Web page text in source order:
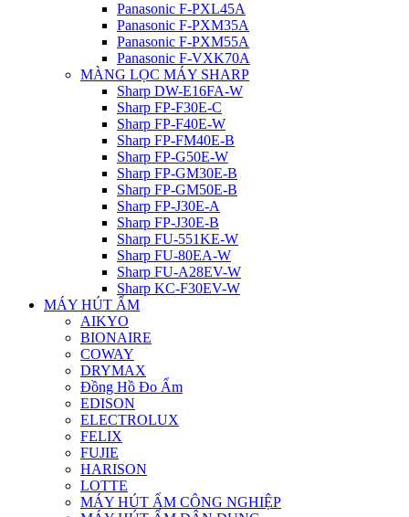
Panasonic F-PXL45A
Panasonic F-PXM35A
Panasonic F-PXM55A
Panasonic F-VXK70A
MÀNG LỌC MÁY SHARP
Sharp DW-E16FA-W
Sharp FP-F30E-C
Sharp FP-F40E-W
Sharp FP-FM40E-B
Sharp FP-G50E-W
Sharp FP-GM30E-B
Sharp FP-GM50E-B
Sharp FP-J30E-A
Sharp FP-J30E-B
Sharp FU-551KE-W
Sharp FU-80EA-W
Sharp FU-A28EV-W
Sharp KC-F30EV-W
MÁY HÚT ẨM
AIKYO
BIONAIRE
COWAY
DRYMAX
Đồng Hồ Đo Ẩm
EDISON
ELECTROLUX
FELIX
FUJIE
HARISON
LOTTE
MÁY HÚT ẨM CÔNG NGHIỆP